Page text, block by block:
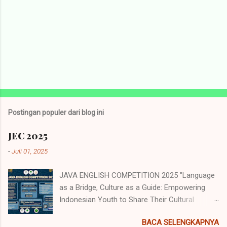
Postingan populer dari blog ini
JEC 2025
-Juli 01, 2025
JAVA ENGLISH COMPETITION 2025 "Language
as a Bridge, Culture as a Guide: Empowering
Indonesian Youth to Share Their Cultural
Competition (JEC) merupakan acara tahunan
BACA SELENGKAPNYA